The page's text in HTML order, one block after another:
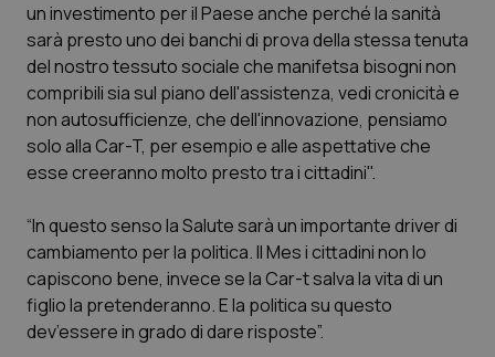
Campania
Emilia-Romagna
Friuli Venezia Giulia
Liguria
Lombardia
Car-T
Colesterolo & coronaropatie
Dermatite Atopica
Disturbi dell’umore
Dolore
un investimento per il Paese anche perché la sanità
sarà presto uno dei banchi di prova della stessa tenuta
del nostro tessuto sociale che manifetsa bisogni non
compribili sia sul piano dell'assistenza, vedi cronicità e
non autosufficienze, che dell'innovazione, pensiamo
solo alla Car-T, per esempio e alle aspettative che
esse creeranno molto presto tra i cittadini".
“In questo senso la Salute sarà un importante driver di
cambiamento per la politica. Il Mes i cittadini non lo
capiscono bene, invece se la Car-t salva la vita di un
figlio la pretenderanno. E la politica su questo
dev’essere in grado di dare risposte”.